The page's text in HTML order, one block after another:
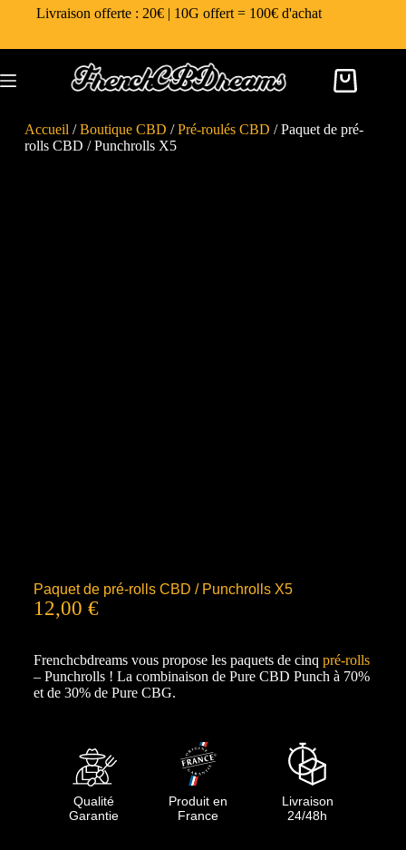
Livraison offerte : 20€ | 10G offert = 100€ d'achat
Accueil /Boutique CBD /Pré-roulés CBD / Paquet de pré-
rolls CBD / Punchrolls X5
Paquet de pré-rolls CBD / Punchrolls X5
12,00 €
Frenchcbdreams vous propose les paquets de cinq pré-rolls
– Punchrolls ! La combinaison de Pure CBD Punch à 70%
et de 30% de Pure CBG.
Qualité
Garantie
Produit en
France
Livraison
24/48h